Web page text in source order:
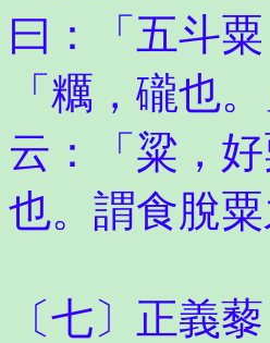
曰：「五斗
「糲，礲也
云：「粱，
也。謂食脫粟
〔七〕正義